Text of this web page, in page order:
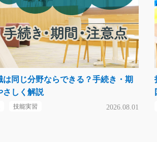
は同じ分野ならできる？手続き・期
さしく解説
技能実習 2026.08.01